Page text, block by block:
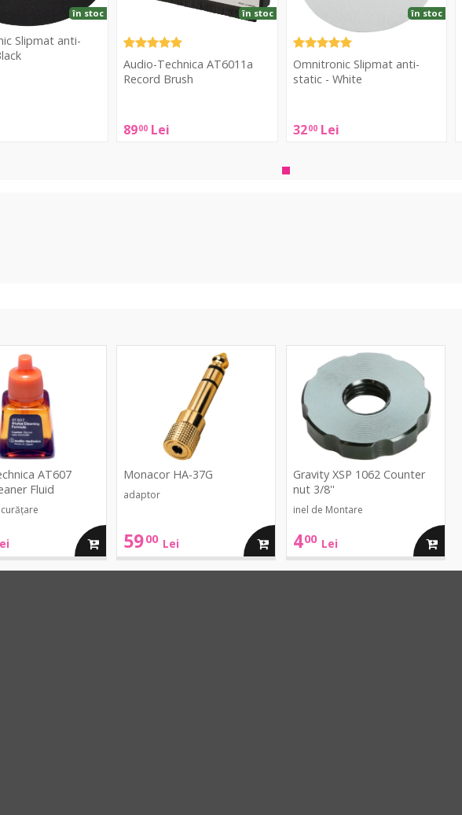
Slipmat anti-
în stoc
Audio-Technica AT6011a
Record Brush
8900 Lei
în stoc
Technica
Omnitronic Slipmat anti-
static - White
3200 Lei
în stoc
Slipmat
static
AT607
Fluid
adauga
Monacor HA-37G
adaptor
5900 Lei adauga
1062
Counter
nut
3/8''
Gravity XSP 1062 Counter
nut 3/8''
inel de Montare
400 Lei